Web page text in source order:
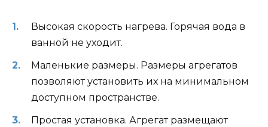
Высокая скорость нагрева. Горячая вода в
ванной не уходит.
Маленькие размеры. Размеры агрегатов
позволяют установить их на минимальном
доступном пространстве.
Простая установка. Агрегат размещают